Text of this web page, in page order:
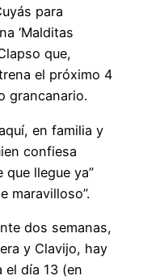
para
‘Malditas
que,
el próximo 4
grancanario.
en familia y
confiesa
que llegue ya”
maravilloso”.
dos semanas,
y Clavijo, hay
día 13 (en